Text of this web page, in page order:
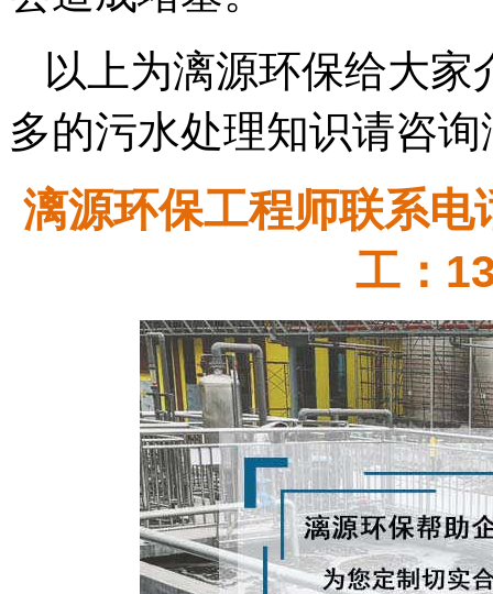
以上为漓源环保给大
多的污水处理知识请咨
漓源环保工程师联系
工：